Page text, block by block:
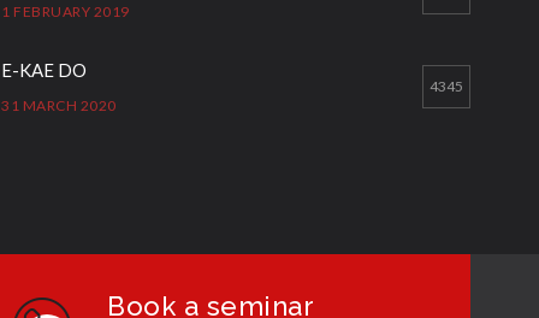
1 FEBRUARY 2019
E-KAE DO
31 MARCH 2020
4345
Formação de instrutores
12 JANUARY 2021Book a seminar